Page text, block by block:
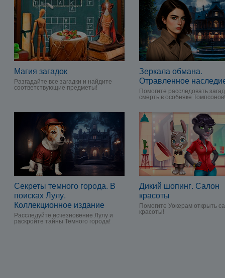
Магия загадок
Разгадайте все загадки и найдите
соответствующие предметы!
Зеркала обмана.
Отравленное
Помогите расследовать
смерть в особняке Томпсонов!
Секреты темного города. В
поисках Лулу.
Коллекционное издание
Расследуйте исчезновение Лулу и
раскройте тайны Темного города!
Дикий шопинг. Салон
красоты
Помогите Уокерам открыть
красоты!